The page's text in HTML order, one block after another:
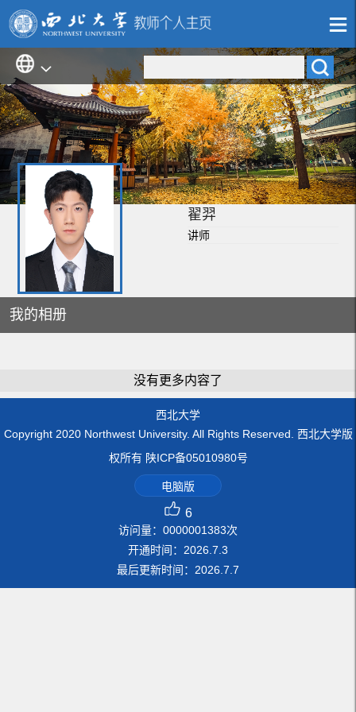
翟羿
讲师
我的相册
没有更多内容了
西北大学
Copyright 2020 Northwest University. All Rights Reserved. 西北大学版
权所有 陕ICP备05010980号
电脑版
6
访问量： 0000001383次
开通时间： 2026 7 3
最后更新时间： 2026 7 7